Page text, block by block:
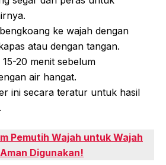
ke wajah dengan
atau dengan tangan.
20 menit sebelum
air hangat.
ini secara teratur untuk hasil
Pemutih Wajah untuk Wajah
Digunakan!